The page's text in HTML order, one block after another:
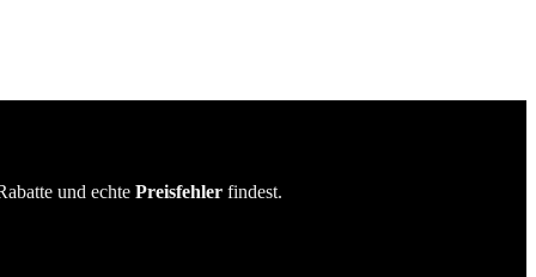
und echte Preisfehler findest.